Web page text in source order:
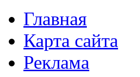
Главная
Карта сайта
Реклама